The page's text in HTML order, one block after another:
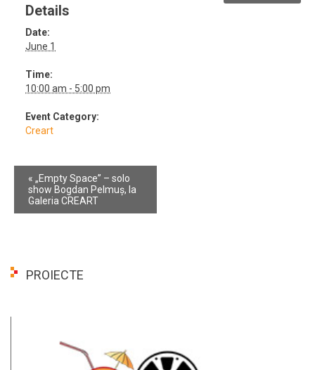
Details
Date:
June 1
Time:
10:00 am - 5:00 pm
Event Category:
Creart
Event
Navigation
« „Empty Space” – solo
show Bogdan Pelmuș, la
Galeria CREART
PROIECTE